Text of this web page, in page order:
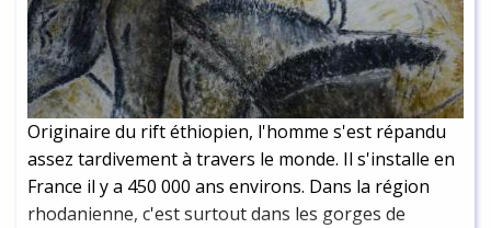
Originaire du rift éthiopien, l'homme s'est répandu
assez tardivement à travers le monde. Il s'installe en
France il y a 450 000 ans environs. Dans la région
rhodanienne, c'est surtout dans les gorges de